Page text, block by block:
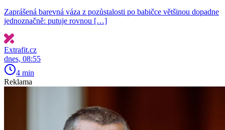
Zaprášená barevná váza z pozůstalosti po babičce většinou dopadne
jednoznačně: putuje rovnou […]
Extrafit.cz
dnes, 08:55
4 min
Reklama